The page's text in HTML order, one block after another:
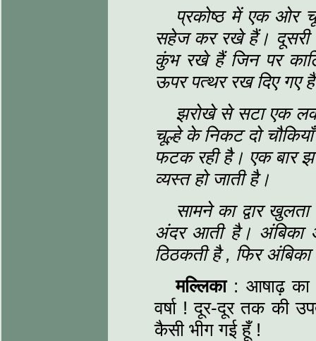
प्रकोष्ठ में एक ओर
सहेज कर रखे हैं।
कुंभ रखे हैं जिन पर
ऊपर पत्थर रख दिए गए
झरोखे से सटा एक
चूल्हे के निकट दो
फटक रही है। एक बार
व्यस्त हो जाती है।
सामने का द्वार
अंदर आती है। अंबिका
ठिठकती है , फिर
मल्लिका: आषाढ़ का
वर्षा ! दूर-दूर तक की
कैसी भीग गई हूँ !